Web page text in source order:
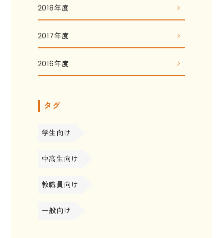
2018年度
2017年度
2016年度
タグ
学生向け
中高生向け
教職員向け
一般向け